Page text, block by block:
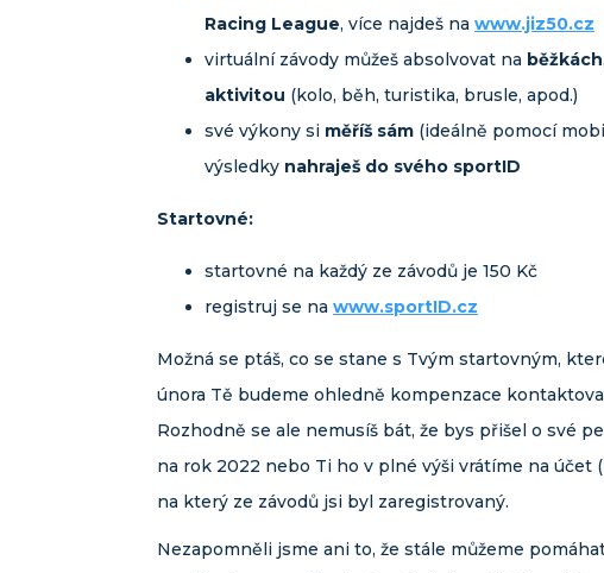
Racing League, více najdeš na www.jiz50.cz
virtuální závody můžeš absolvovat na běžkách
aktivitou (kolo, běh, turistika, brusle, apod.)
své výkony si měříš sám (ideálně pomocí
výsledky nahraješ do svého sportID
Startovné:
startovné na každý ze závodů je 150 Kč
registruj se na www.sportID.cz
Možná se ptáš, co se stane s Tvým startovným,
února Tě budeme ohledně kompenzace
Rozhodně se ale nemusíš bát, že bys přišel o své
na rok 2022 nebo Ti ho v plné výši vrátíme na účet
na který ze závodů jsi byl zaregistrovaný.
Nezapomněli jsme ani to, že stále můžeme